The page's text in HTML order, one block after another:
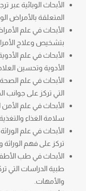
الأبحاث الوبائية عبر
المتعلقة بالأمراض
الأبحاث في علم
بتشخيص وعلاج
الأبحاث في علم
الأدوية وتحسين
الأبحاث في علم
التي تركز على جوانب
الأبحاث في علم
سلامة الغذاء والتغذية.
الأبحاث في علم
تركز على فهم الوراثة
الأبحاث في طب
طبية الدراسات التي
والأمهات.